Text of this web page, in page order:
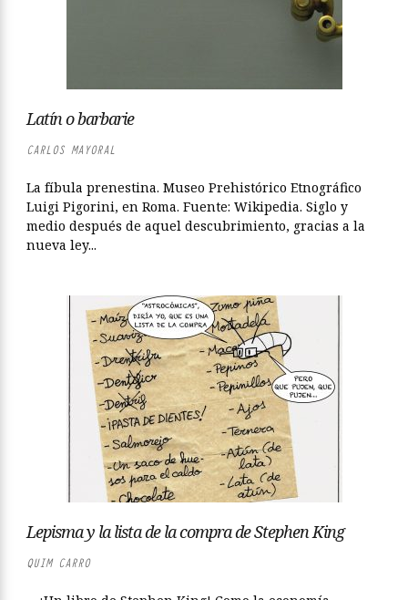
Latín o barbarie
CARLOS MAYORAL
La fíbula prenestina. Museo Prehistórico Etnográfico
Luigi Pigorini, en Roma. Fuente: Wikipedia. Siglo y
medio después de aquel descubrimiento, gracias a la
nueva ley...
Lepisma y la lista de la compra de Stephen King
QUIM CARRO